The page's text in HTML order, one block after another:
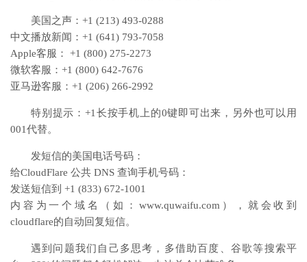
美国之声：+1 (213) 493-0288
中文播放新闻：+1 (641) 793-7058
Apple客服： +1 (800) 275-2273
微软客服：+1 (800) 642-7676
亚马逊客服：+1 (206) 266-2992
特别提示：+1长按手机上的0键即可出来，另外也可以用
001代替。
发短信的美国电话号码：
给CloudFlare 公共 DNS 查询手机号码：
发送短信到 +1 (833) 672-1001
内容为一个域名（如：www.quwaifu.com），就会收到
cloudflare的自动回复短信。
遇到问题我们自己多思考，多借助百度、谷歌等搜索平